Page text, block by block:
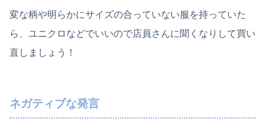
変な柄や明らかにサイズの合っていない服を持っていた
ら、ユニクロなどでいいので店員さんに聞くなりして買い
直しましょう！
ネガティブな発言